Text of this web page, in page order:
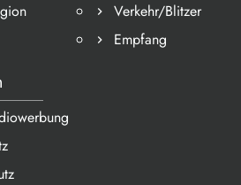
Verkehr/Blitzer
Empfang